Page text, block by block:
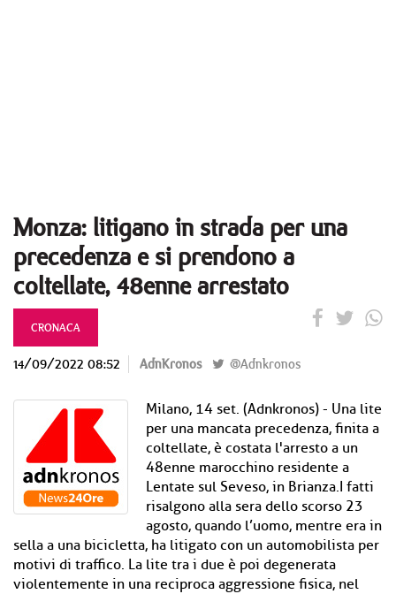
Monza: litigano in strada per una
precedenza e si prendono a
coltellate, 48enne arrestato
CRONACA
14/09/2022 08:52 AdnKronos @Adnkronos
Milano, 14 set. (Adnkronos) - Una lite
per una mancata precedenza, finita a
coltellate, è costata l'arresto a un
48enne marocchino residente a
Lentate sul Seveso, in Brianza.I fatti
risalgono alla sera dello scorso 23
agosto, quando l’uomo, mentre era in
sella a una bicicletta, ha litigato con un automobilista per
motivi di traffico. La lite tra i due è poi degenerata
violentemente in una reciproca aggressione fisica, nel